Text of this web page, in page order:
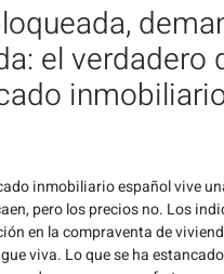
el verdadero
inmobiliario español vive
pero los precios no. Los
en la compraventa de
viva. Lo que se ha